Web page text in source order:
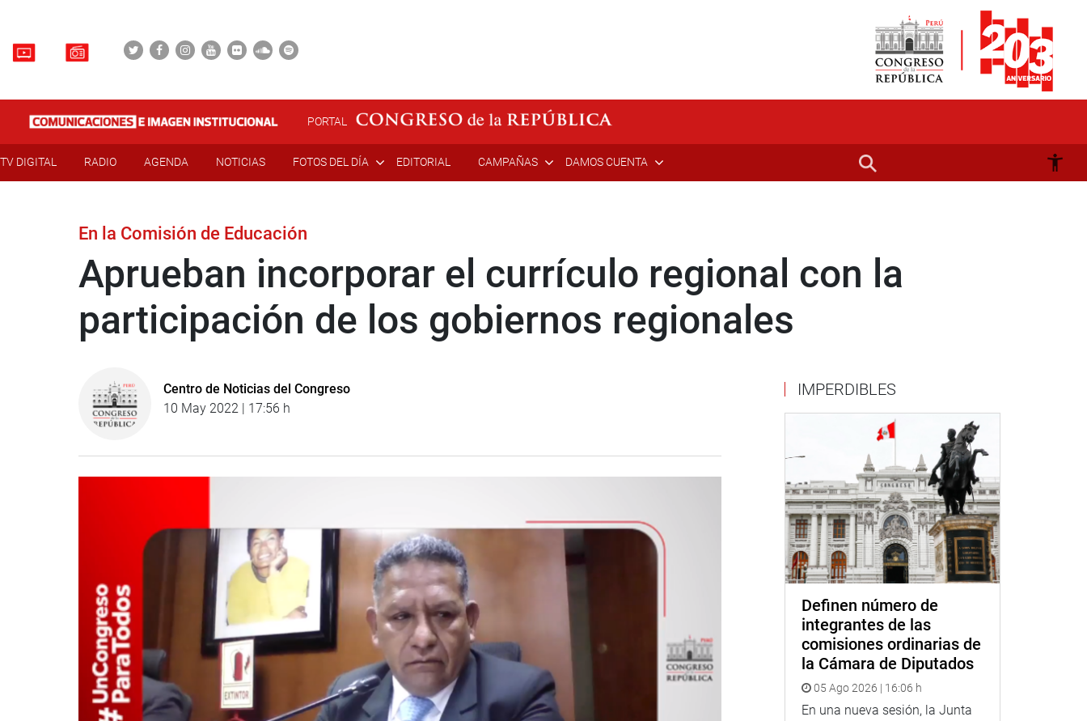
PORTAL
TV DIGITAL RADIO AGENDA NOTICIAS FOTOS DEL DÍA EDITORIAL CAMPAÑAS DAMOS CUENTA
En la Comisión de Educación
Aprueban incorporar el currículo regional con la
participación de los gobiernos regionales
Centro de Noticias del Congreso
10 May 2022 | 17:56 h
IMPERDIBLES
Definen número de
integrantes de las
comisiones ordinarias de
la Cámara de Diputados
05 Ago 2026 | 16:06 h
En una nueva sesión, la Junta